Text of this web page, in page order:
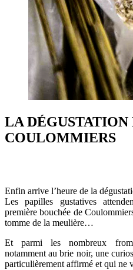
LA DÉGUSTATION
COULOMMIERS
Enfin arrive l’heure de la
Les papilles gustatives
première bouchée de
tomme de la meulière…
Et parmi les nombreux
notamment au brie noir, une
particulièrement affirmé et qui ne